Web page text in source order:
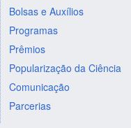
Bolsas e Auxílios
Programas
Prêmios
Popularização da Ciência
Comunicação
Parcerias